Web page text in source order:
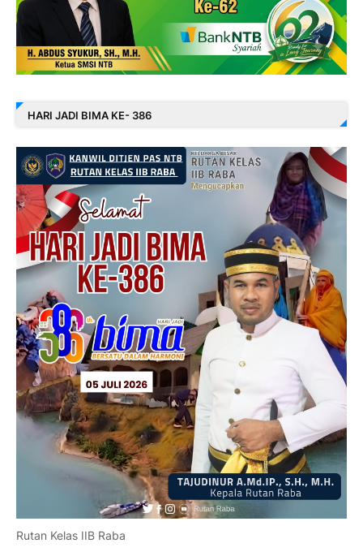
HARI JADI BIMA KE- 386
Rutan Kelas IIB Raba